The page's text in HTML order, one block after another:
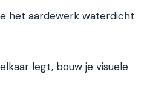
het aardewerk waterdicht
legt, bouw je visuele